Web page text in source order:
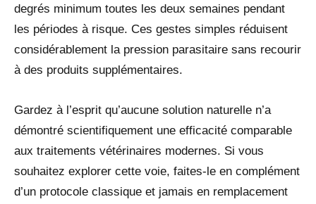
degrés minimum toutes les deux semaines pendant
les périodes à risque. Ces gestes simples réduisent
considérablement la pression parasitaire sans recourir
à des produits supplémentaires.
Gardez à l’esprit qu’aucune solution naturelle n’a
démontré scientifiquement une efficacité comparable
aux traitements vétérinaires modernes. Si vous
souhaitez explorer cette voie, faites-le en complément
d’un protocole classique et jamais en remplacement